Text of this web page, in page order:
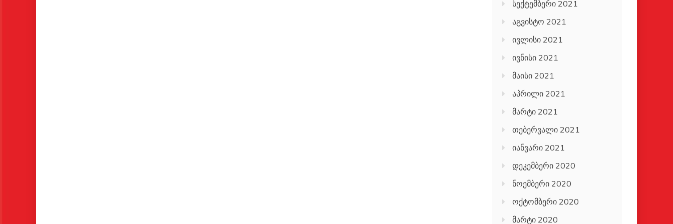
სექტემბერი 2021
აგვისტო 2021
ივლისი 2021
ივნისი 2021
მაისი 2021
აპრილი 2021
მარტი 2021
თებერვალი 2021
იანვარი 2021
დეკემბერი 2020
ნოემბერი 2020
ოქტომბერი 2020
მარტი 2020